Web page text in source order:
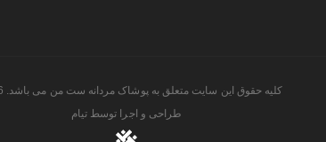
کلیه حقوق این سایت متعلق به پوشاک مردانه ست من می باشد. 2026©
طراحی و اجرا توسط تیام